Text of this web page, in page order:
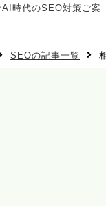
SEOの記事一覧